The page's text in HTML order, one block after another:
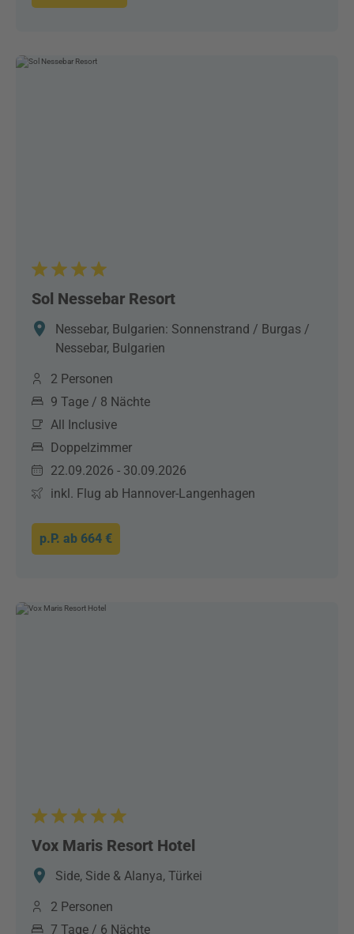
Sol Nessebar Resort
Nessebar, Bulgarien: Sonnenstrand / Burgas /
Nessebar, Bulgarien
2 Personen
9 Tage / 8 Nächte
All Inclusive
Doppelzimmer
22.09.2026 - 30.09.2026
inkl. Flug ab Hannover-Langenhagen
p.P. ab 664 €
Vox Maris Resort Hotel
Side, Side & Alanya, Türkei
2 Personen
7 Tage / 6 Nächte